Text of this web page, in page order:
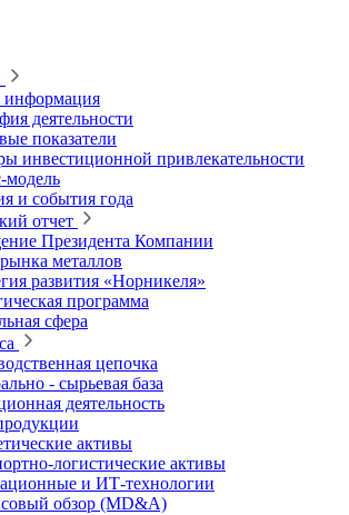
деятельности
показатели
инвестиционной привлекательности
модель
и события года
отчет
Президента Компании
металлов
развития «Норникеля»
программа
сфера
цепочка
‑ сырьевая база
деятельность
активы
логистические активы
и ИТ‑технологии
обзор (MD&A)